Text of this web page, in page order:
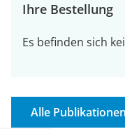
Ihre Bestellung
Es befinden sich
Alle Publikationen